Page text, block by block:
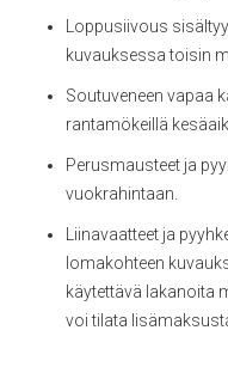
Loppusiivous
kuvauksessa toisin
Soutuveneen vapaa
rantamökeillä
Perusmausteet ja
vuokrahintaan.
Liinavaatteet ja
lomakohteen
käytettävä lakanoita
voi tilata